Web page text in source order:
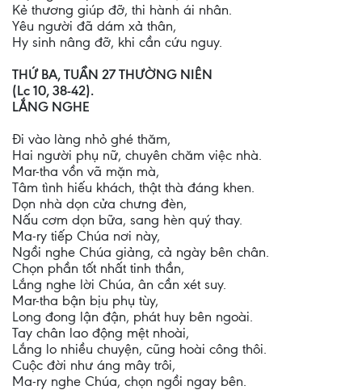
Kẻ thương giúp đỡ, thi hành ái nhân.
Yêu người đã dám xả thân,
Hy sinh nâng đỡ, khi cần cứu nguy.
THỨ BA, TUẦN 27 THƯỜNG NIÊN
(Lc 10, 38-42).
LẮNG NGHE
Đi vào làng nhỏ ghé thăm,
Hai người phụ nữ, chuyên chăm việc nhà.
Mar-tha vồn vã mặn mà,
Tâm tình hiếu khách, thật thà đáng khen.
Dọn nhà dọn cửa chưng đèn,
Nấu cơm dọn bữa, sang hèn quý thay.
Ma-ry tiếp Chúa nơi này,
Ngồi nghe Chúa giảng, cả ngày bên chân.
Chọn phần tốt nhất tinh thần,
Lắng nghe lời Chúa, ân cần xét suy.
Mar-tha bận bịu phụ tùy,
Long đong lận đận, phát huy bên ngoài.
Tay chân lao động mệt nhoài,
Lắng lo nhiều chuyện, cũng hoài công thôi.
Cuộc đời như áng mây trôi,
Ma-ry nghe Chúa, chọn ngồi ngay bên.